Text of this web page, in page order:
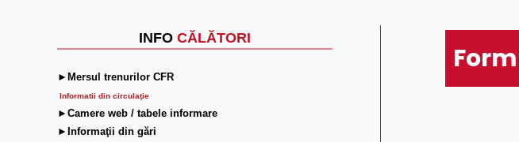
INFO CĂLĂTORI
►Mersul trenurilor CFR
Informatii din circulaţie
►Camere web / tabele informare
►Informaţii din gări